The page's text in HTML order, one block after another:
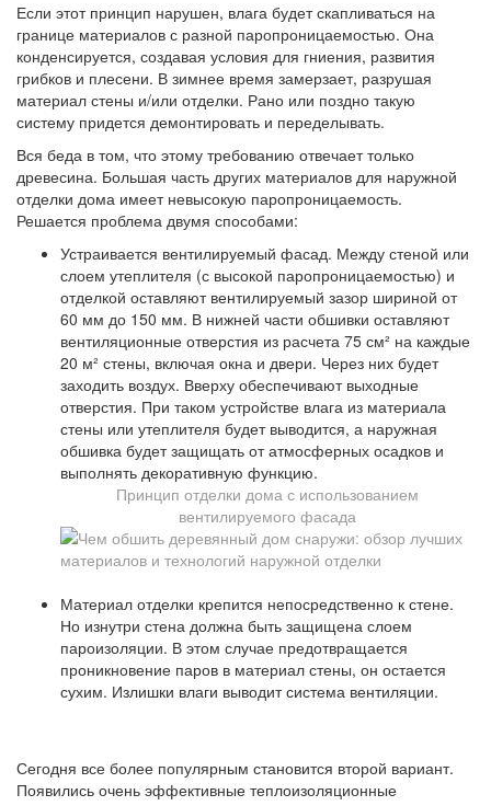
Если этот принцип нарушен, влага будет скапливаться на
границе материалов с разной паропроницаемостью. Она
конденсируется, создавая условия для гниения, развития
грибков и плесени. В зимнее время замерзает, разрушая
материал стены и/или отделки. Рано или поздно такую
систему придется демонтировать и переделывать.
Вся беда в том, что этому требованию отвечает только
древесина. Большая часть других материалов для наружной
отделки дома имеет невысокую паропроницаемость.
Решается проблема двумя способами:
Устраивается вентилируемый фасад. Между стеной или
слоем утеплителя (с высокой паропроницаемостью) и
отделкой оставляют вентилируемый зазор шириной от
60 мм до 150 мм. В нижней части обшивки оставляют
вентиляционные отверстия из расчета 75 см² на каждые
20 м² стены, включая окна и двери. Через них будет
заходить воздух. Вверху обеспечивают выходные
отверстия. При таком устройстве влага из материала
стены или утеплителя будет выводится, а наружная
обшивка будет защищать от атмосферных осадков и
выполнять декоративную функцию.
Принцип отделки дома с использованием
вентилируемого фасада
Материал отделки крепится непосредственно к стене.
Но изнутри стена должна быть защищена слоем
пароизоляции. В этом случае предотвращается
проникновение паров в материал стены, он остается
сухим. Излишки влаги выводит система вентиляции.
Сегодня все более популярным становится второй вариант.
Появились очень эффективные теплоизоляционные